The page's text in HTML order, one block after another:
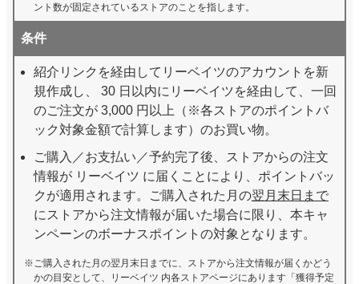
ント数が固定されているストアのことを指します。
条件
紹介リンクを経由してリーベイツのアカウントを新
規作成し、 30 日以内にリーベイツを経由して、一回
のご注文が 3,000 円以上（※各ストアのポイントバ
ック対象金額で計算します）のお買い物。
ご購入／お支払い／予約完了後、ストアからの注文
情報が リーベイツ に届くことにより、ポイントバッ
クが適用されます。ご購入された月の翌月末日まで
にストアから注文情報が届いた場合に限り、本キャ
ンペーンのボーナスポイントの対象となります。
ご購入された月の翌月末日までに、ストアから注文情報が届くかどう
かの目安として、リーベイツ 内各ストアページにあります「獲得予定